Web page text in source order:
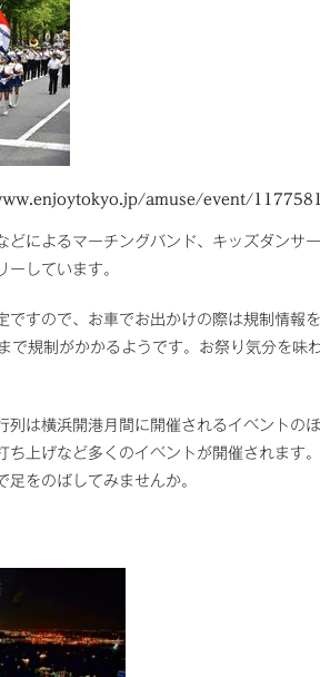
amuse/event/
どによるマーチングバンド、キッズダンサ
ーしています。
ですので、お車でお出かけの際は規制情報
規制がかかるようです。お祭り気分を味
列は横浜開港月間に開催されるイベントの
ち上げなど多くのイベントが開催されます
をのばしてみませんか。